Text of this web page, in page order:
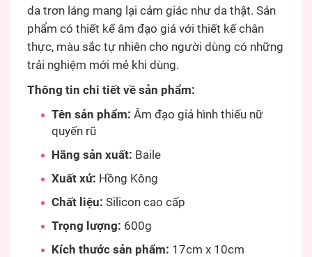
da trơn láng mang lại cảm giác như da thật. Sản
phẩm có thiết kế âm đạo giả với thiết kế chân
thực, màu sắc tự nhiên cho người dùng có những
trải nghiệm mới mẻ khi dùng.
Thông tin chi tiết về sản phẩm:
Tên sản phẩm: Âm đạo giả hình thiếu nữ
quyến rũ
Hãng sản xuất: Baile
Xuất xứ: Hồng Kông
Chất liệu: Silicon cao cấp
Trọng lượng: 600g
Kích thước sản phẩm: 17cm x 10cm